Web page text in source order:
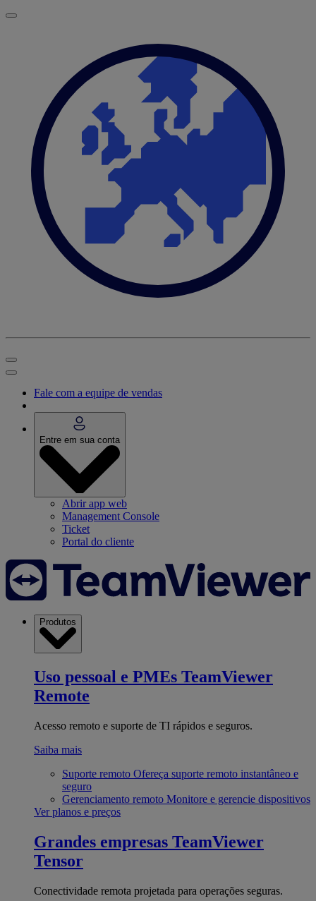
Fale com a equipe de vendas
Entre em sua conta
Abrir app web
Management Console
Ticket
Portal do cliente
Produtos
Uso pessoal e PMEs TeamViewer
Remote
Acesso remoto e suporte de TI rápidos e seguros.
Saiba mais
Suporte remoto Ofereça suporte remoto instantâneo e
seguro
Gerenciamento remoto Monitore e gerencie dispositivos
Ver planos e preços
Grandes empresas TeamViewer
Tensor
Conectividade remota projetada para operações seguras.